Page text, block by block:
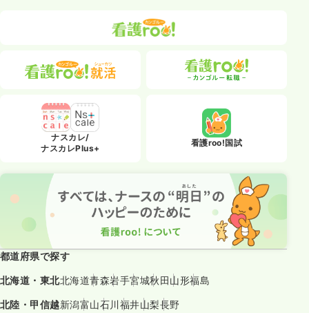
ナスカレ/
ナスカレPlus+
看護roo!国試
都道府県で探す
北海道・東北北海道青森岩手宮城秋田山形福島
北陸・甲信越新潟富山石川福井山梨長野